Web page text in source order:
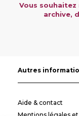
Vous
archive,
Autres
Aide & contact